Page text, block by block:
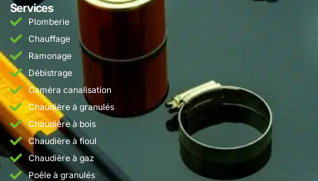
Services
Plomberie
Chauffage
Ramonage
Débistrage
Caméra canalisation
Chaudière à granulés
Chaudière à bois
Chaudière à fioul
Chaudière à gaz
Poêle à granulés